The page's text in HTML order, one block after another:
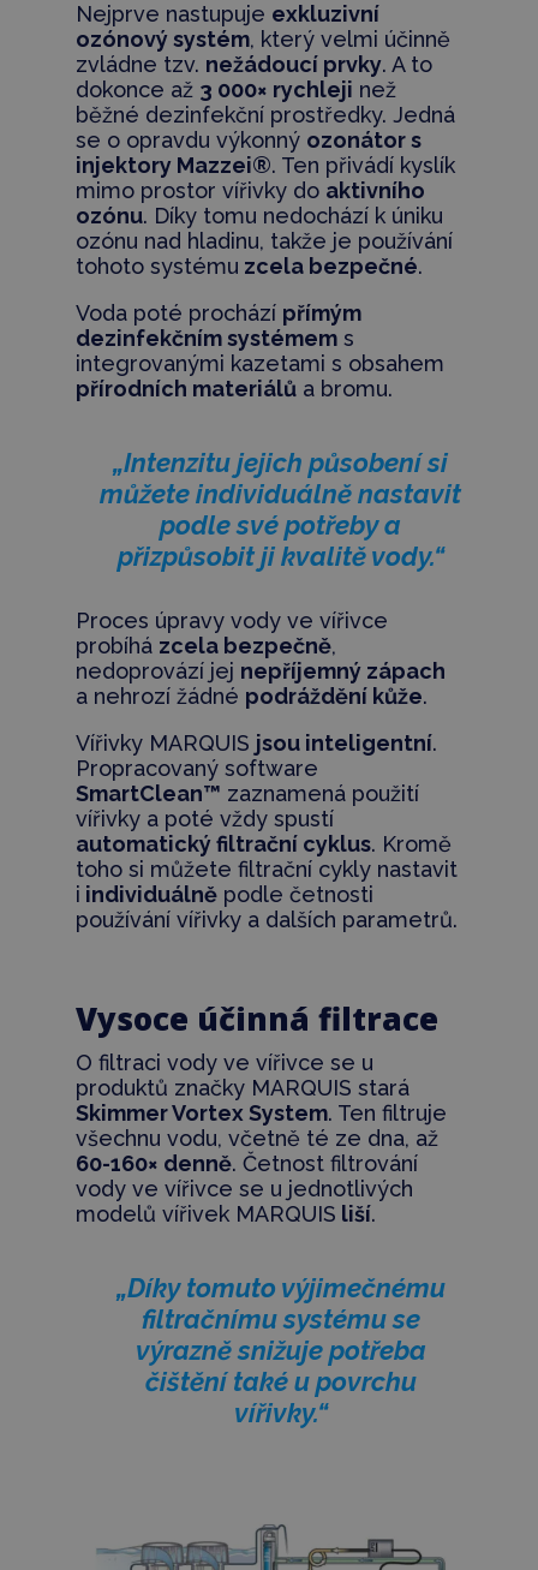
Nejprve nastupuje exkluzivní
ozónový systém, který velmi účinně
zvládne tzv. nežádoucí prvky. A to
dokonce až 3 000× rychleji než
běžné dezinfekční prostředky. Jedná
se o opravdu výkonný ozonátor s
injektory Mazzei®. Ten přivádí kyslík
mimo prostor vířivky do aktivního
ozónu. Díky tomu nedochází k úniku
ozónu nad hladinu, takže je používání
tohoto systému zcela bezpečné.
Voda poté prochází přímým
dezinfekčním systémems
integrovanými kazetami s obsahem
přírodních materiálůa bromu.
„Intenzitu jejich působení si
můžete individuálně nastavit
podle své potřeby a
přizpůsobit ji kvalitě vody.“
Proces úpravy vody ve vířivce
probíhá zcela bezpečně,
nedoprovází jej nepříjemný zápach
a nehrozí žádné podráždění kůže.
Vířivky MARQUIS jsou inteligentní.
Propracovaný software
SmartClean™ zaznamená použití
vířivky a poté vždy spustí
automatický filtrační cyklus. Kromě
toho si můžete filtrační cykly nastavit
i individuálněpodle četnosti
používání vířivky a dalších parametrů.
Vysoce účinná filtrace
O filtraci vody ve vířivce se u
produktů značky MARQUIS stará
Skimmer Vortex System. Ten filtruje
všechnu vodu, včetně té ze dna, až
60-160× denně. Četnost filtrování
vody ve vířivce se u jednotlivých
modelů vířivek MARQUIS liší.
„Díky tomuto výjimečnému
filtračnímu systému se
výrazně snižuje potřeba
čištění také u povrchu
vířivky.“